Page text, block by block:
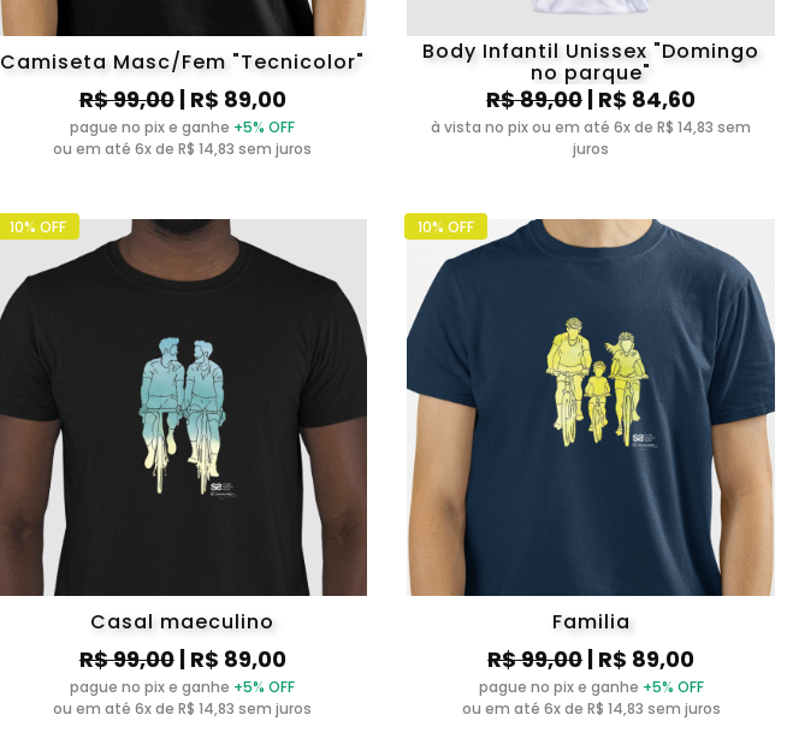
Camiseta Masc/Fem "Tecnicolor"
R$ 99,00| R$ 89,00
pague no pix e ganhe +5% OFF
ou em até 6x de R$ 14,83 sem juros
Body Infantil Unissex "Domingo
no parque"
R$ 89,00| R$ 84,60
à vista no pix ou em até 6x de R$ 14,83 sem
juros
Casal maeculino
R$ 99,00| R$ 89,00
pague no pix e ganhe +5% OFF
ou em até 6x de R$ 14,83 sem juros
10% OFF
Familia
R$ 99,00| R$ 89,00
pague no pix e ganhe +5% OFF
ou em até 6x de R$ 14,83 sem juros
10% OFF